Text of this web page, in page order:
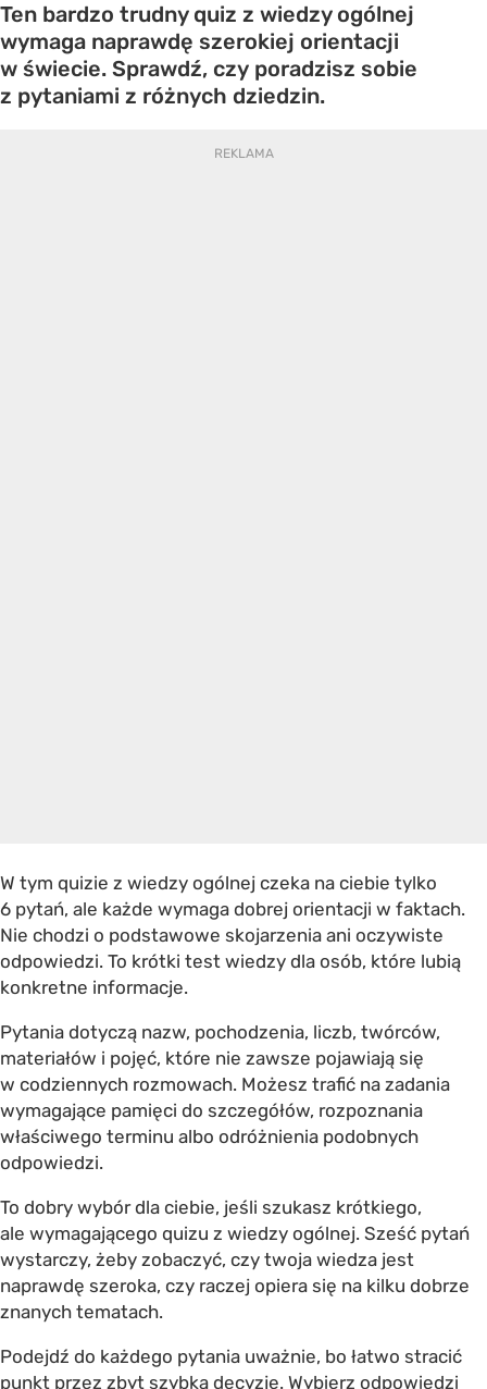
Ten bardzo trudny quiz z wiedzy ogólnej
wymaga naprawdę szerokiej orientacji
w świecie. Sprawdź, czy poradzisz sobie
z pytaniami z różnych dziedzin.
W tym quizie z wiedzy ogólnej czeka na ciebie tylko
6 pytań, ale każde wymaga dobrej orientacji w faktach.
Nie chodzi o podstawowe skojarzenia ani oczywiste
odpowiedzi. To krótki test wiedzy dla osób, które lubią
konkretne informacje.
Pytania dotyczą nazw, pochodzenia, liczb, twórców,
materiałów i pojęć, które nie zawsze pojawiają się
w codziennych rozmowach. Możesz trafić na zadania
wymagające pamięci do szczegółów, rozpoznania
właściwego terminu albo odróżnienia podobnych
odpowiedzi.
To dobry wybór dla ciebie, jeśli szukasz krótkiego,
ale wymagającego quizu z wiedzy ogólnej. Sześć pytań
wystarczy, żeby zobaczyć, czy twoja wiedza jest
naprawdę szeroka, czy raczej opiera się na kilku dobrze
znanych tematach.
Podejdź do każdego pytania uważnie, bo łatwo stracić
punkt przez zbyt szybką decyzję. Wybierz odpowiedzi